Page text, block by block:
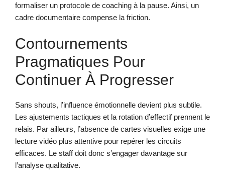
formaliser un protocole de coaching à la pause. Ainsi, un
cadre documentaire compense la friction.
Contournements
Pragmatiques Pour
Continuer À Progresser
Sans shouts, l’influence émotionnelle devient plus subtile.
Les ajustements tactiques et la rotation d’effectif prennent le
relais. Par ailleurs, l’absence de cartes visuelles exige une
lecture vidéo plus attentive pour repérer les circuits
efficaces. Le staff doit donc s’engager davantage sur
l’analyse qualitative.